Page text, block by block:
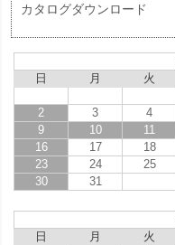
カタログダウンロード
日
月 火
2
3 4
9
10 11
16
17 18
23
24 25
30
31
日
月 火